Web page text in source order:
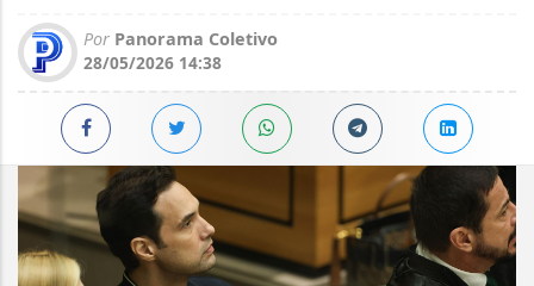
Por Panorama Coletivo
28/05/2026 14:38